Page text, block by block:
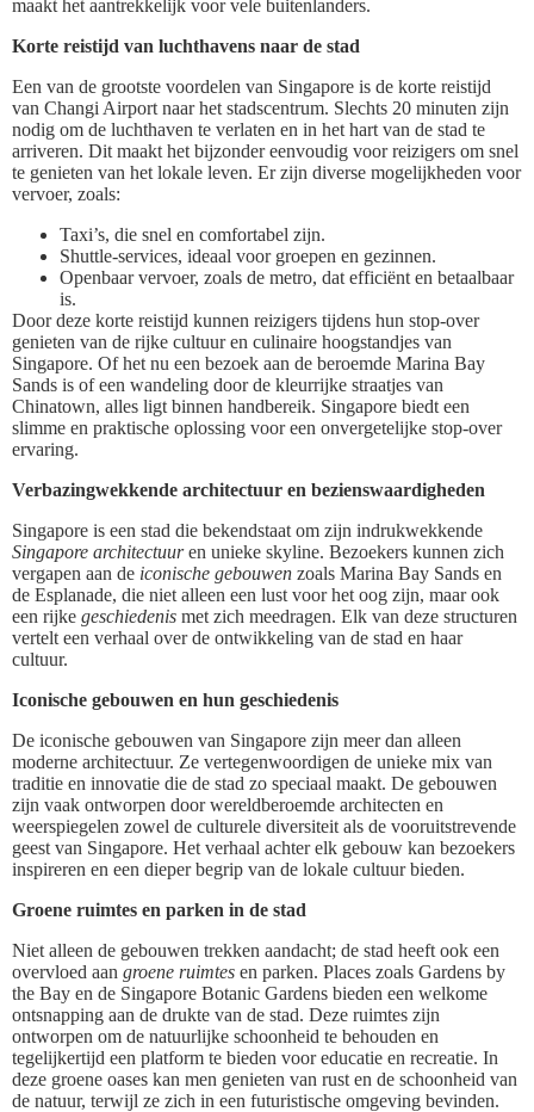
maakt het aantrekkelijk voor vele buitenlanders.
Korte reistijd van luchthavens naar de stad
Een van de grootste voordelen van Singapore is de korte reistijd
van Changi Airport naar het stadscentrum. Slechts 20 minuten zijn
nodig om de luchthaven te verlaten en in het hart van de stad te
arriveren. Dit maakt het bijzonder eenvoudig voor reizigers om snel
te genieten van het lokale leven. Er zijn diverse mogelijkheden voor
vervoer, zoals:
Taxi’s, die snel en comfortabel zijn.
Shuttle-services, ideaal voor groepen en gezinnen.
Openbaar vervoer, zoals de metro, dat efficiënt en betaalbaar
is.
Door deze korte reistijd kunnen reizigers tijdens hun stop-over
genieten van de rijke cultuur en culinaire hoogstandjes van
Singapore. Of het nu een bezoek aan de beroemde Marina Bay
Sands is of een wandeling door de kleurrijke straatjes van
Chinatown, alles ligt binnen handbereik. Singapore biedt een
slimme en praktische oplossing voor een onvergetelijke stop-over
ervaring.
Verbazingwekkende architectuur en bezienswaardigheden
Singapore is een stad die bekendstaat om zijn indrukwekkende
Singapore architectuuren unieke skyline. Bezoekers kunnen zich
vergapen aan de iconische gebouwen zoals Marina Bay Sands en
de Esplanade, die niet alleen een lust voor het oog zijn, maar ook
een rijke geschiedenis met zich meedragen. Elk van deze structuren
vertelt een verhaal over de ontwikkeling van de stad en haar
cultuur.
Iconische gebouwen en hun geschiedenis
De iconische gebouwen van Singapore zijn meer dan alleen
moderne architectuur. Ze vertegenwoordigen de unieke mix van
traditie en innovatie die de stad zo speciaal maakt. De gebouwen
zijn vaak ontworpen door wereldberoemde architecten en
weerspiegelen zowel de culturele diversiteit als de vooruitstrevende
geest van Singapore. Het verhaal achter elk gebouw kan bezoekers
inspireren en een dieper begrip van de lokale cultuur bieden.
Groene ruimtes en parken in de stad
Niet alleen de gebouwen trekken aandacht; de stad heeft ook een
overvloed aan groene ruimtes en parken. Places zoals Gardens by
the Bay en de Singapore Botanic Gardens bieden een welkome
ontsnapping aan de drukte van de stad. Deze ruimtes zijn
ontworpen om de natuurlijke schoonheid te behouden en
tegelijkertijd een platform te bieden voor educatie en recreatie. In
deze groene oases kan men genieten van rust en de schoonheid van
de natuur, terwijl ze zich in een futuristische omgeving bevinden.